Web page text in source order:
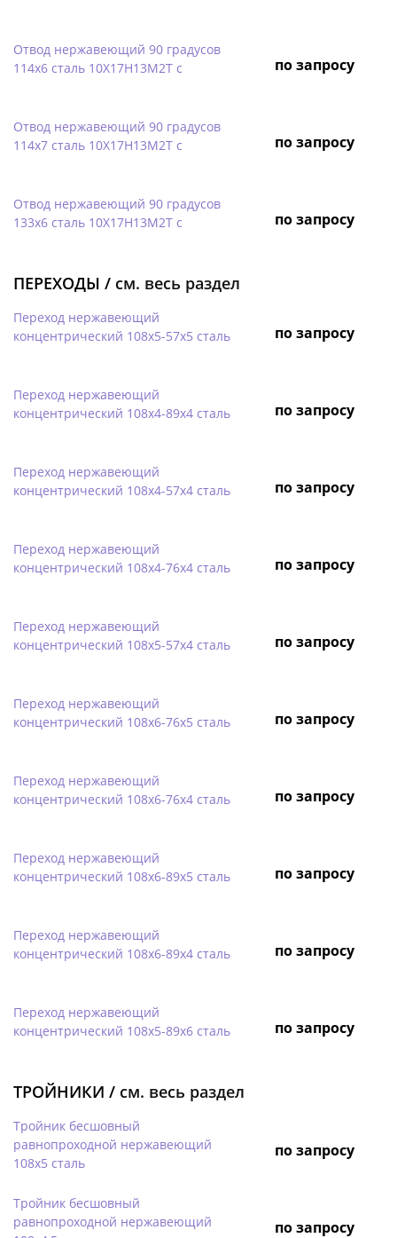
Отвод нержавеющий 90 градусов
114х6 сталь 10Х17Н13М2Т с
по запросу
Отвод нержавеющий 90 градусов
114х7 сталь 10Х17Н13М2Т с
по запросу
Отвод нержавеющий 90 градусов
133х6 сталь 10Х17Н13М2Т с
по запросу
ПЕРЕХОДЫ / см. весь раздел
Переход нержавеющий
концентрический 108х5-57х5 сталь
по запросу
Переход нержавеющий
концентрический 108х4-89х4 сталь
по запросу
Переход нержавеющий
концентрический 108х4-57х4 сталь
по запросу
Переход нержавеющий
концентрический 108х4-76х4 сталь
по запросу
Переход нержавеющий
концентрический 108х5-57х4 сталь
по запросу
Переход нержавеющий
концентрический 108х6-76х5 сталь
по запросу
Переход нержавеющий
концентрический 108х6-76х4 сталь
по запросу
Переход нержавеющий
концентрический 108х6-89х5 сталь
по запросу
Переход нержавеющий
концентрический 108х6-89х4 сталь
по запросу
Переход нержавеющий
концентрический 108х5-89х6 сталь
по запросу
ТРОЙНИКИ / см. весь раздел
Тройник бесшовный
равнопроходной нержавеющий
108х5 сталь
по запросу
Тройник бесшовный
равнопроходной нержавеющий
по запросу